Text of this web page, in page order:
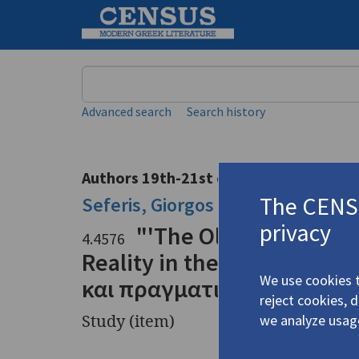
Advanced search Search history
Authors 19th-21st centuries
Seferis, Giorgos Σεφέρης,
4.4576
"'The Olive Trees
Reality in the Poetry of
και πραγματικότητα στο
Study (item)
The
privacy
We use cookies
reject cookies,
we analyze